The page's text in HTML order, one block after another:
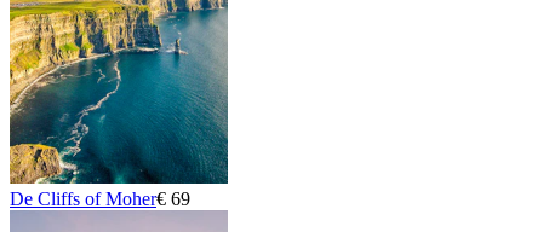
De Cliffs of Moher€ 69